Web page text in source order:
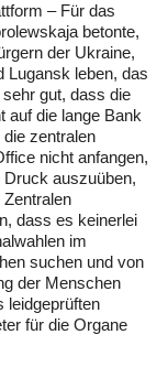
– Für das
betonte,
der Ukraine,
Lugansk leben, das
gut, dass die
auf die lange Bank
zentralen
nicht anfangen,
auszuüben,
Zentralen
dass es keinerlei
im
suchen und von
der Menschen
leidgeprüften
für die Organe